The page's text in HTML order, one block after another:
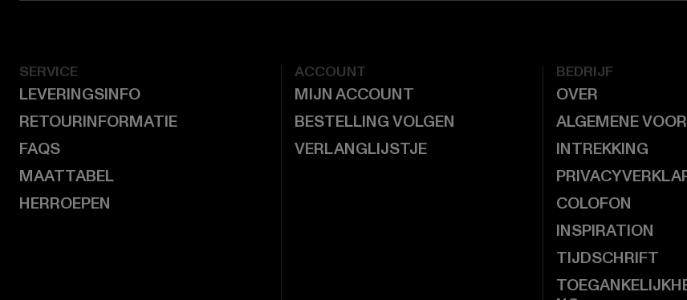
SERVICE
LEVERINGSINFO
RETOURINFORMATIE
FAQS
MAATTABEL
HERROEPEN
ACCOUNT
MIJN ACCOUNT
BESTELLING VOLGEN
VERLANGLIJSTJE
BEDRIJF
OVER
ALGEMENE
INTREKKING
COLOFON
INSPIRATION
TIJDSCHRIFT